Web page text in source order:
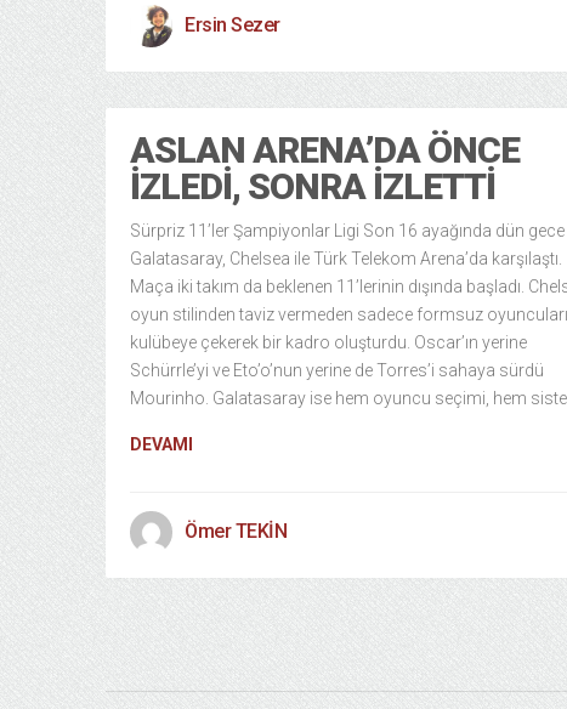
Ersin Sezer
ASLAN ARENA’DA ÖNCE
İZLEDI, SONRA İZLETTI
Sürpriz 11’ler Şampiyonlar Ligi Son 16 ayağında dün gece
Galatasaray, Chelsea ile Türk Telekom Arena’da karşılaştı.
Maça iki takım da beklenen 11’lerinin dışında başladı.
oyun stilinden taviz vermeden sadece formsuz
kulübeye çekerek bir kadro oluşturdu. Oscar’ın yerine
Schürrle’yi ve Eto’o’nun yerine de Torres’i sahaya sürdü
Mourinho. Galatasaray ise hem oyuncu seçimi, hem
DEVAMI
Ömer TEKİN